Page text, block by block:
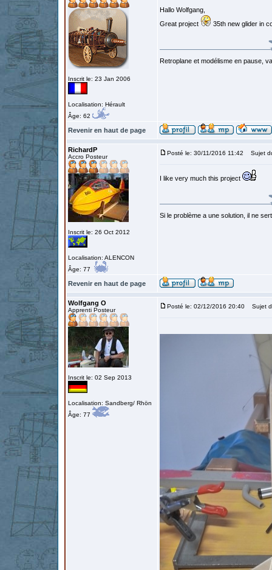
Inscrit le: 23 Jan 2006
Localisation: Hérault
Âge: 62
Hallo Wolfgang,
Great project
35th new glider in
Retroplane et modélisme en pause,
Revenir en haut de page
RichardP
Accro Posteur
Inscrit le: 26 Oct 2012
Localisation: ALENCON
Âge: 77
Posté le: 30/11/2016 11:42 Sujet
I like very much this project
Si le problème a une solution, il ne
Revenir en haut de page
Wolfgang O
Apprenti Posteur
Inscrit le: 02 Sep 2013
Localisation: Sandberg/ Rhön
Âge: 77
Posté le: 02/12/2016 20:40 Sujet